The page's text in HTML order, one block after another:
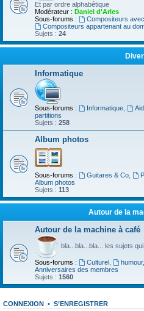
Et par ordre alphabétique
Modérateur : Daniel d'Arles
Sous-forums :
Compositeurs
Compositeurs appartenant au
Sujets : 24
Informatique
Sous-forums : Informatique,
partitions
Sujets : 258
Album photos
Sous-forums : Guitares & Co,
Album photos
Sujets : 113
Autour de la
Autour de la machine à café
bla...bla...bla... les sujets
Sous-forums : Culturel,
Anniversaires des membres
Sujets : 1560
CONNEXION • S’ENREGISTRER